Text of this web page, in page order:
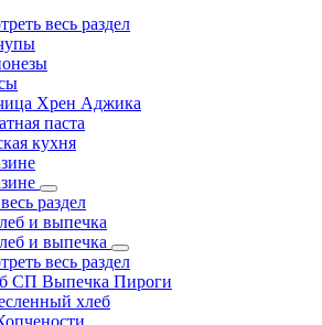
весь раздел
Хрен Аджика
паста
кухня
раздел
и выпечка
и выпечка
весь раздел
СП Выпечка Пироги
хлеб